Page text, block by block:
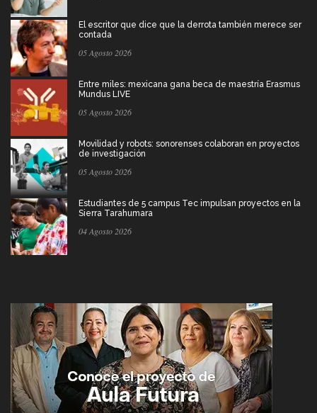
El escritor que dice que la derrota también merece ser
contada
05 Agosto 2026
Entre miles: mexicana gana beca de maestría Erasmus
Mundus LIVE
05 Agosto 2026
Movilidad y robots: sonorenses colaboran en proyectos
de investigación
05 Agosto 2026
Estudiantes de 5 campus Tec impulsan proyectos en la
Sierra Tarahumara
04 Agosto 2026